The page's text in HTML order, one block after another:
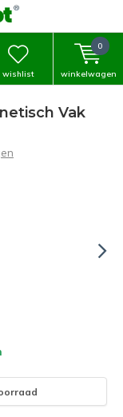
wishlist winkelwagen
0
Vak